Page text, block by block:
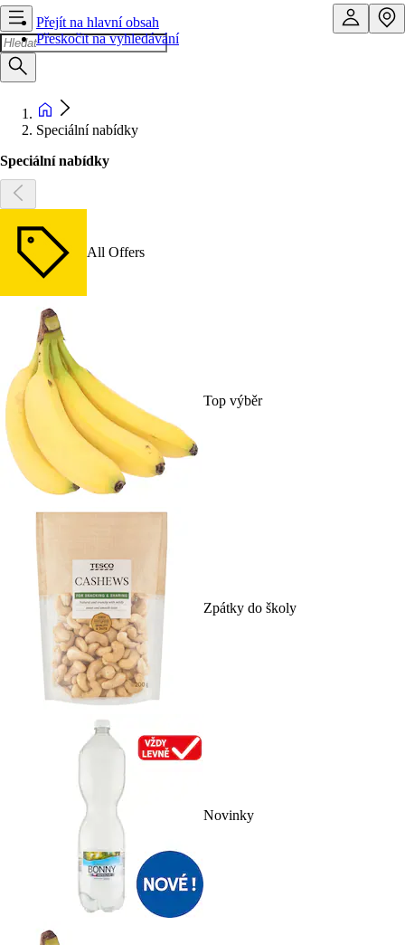
Přejít na hlavní obsah
Přeskočit na vyhledávání
Speciální nabídky
Speciální nabídky
All Offers
Top výběr
Zpátky do školy
Novinky